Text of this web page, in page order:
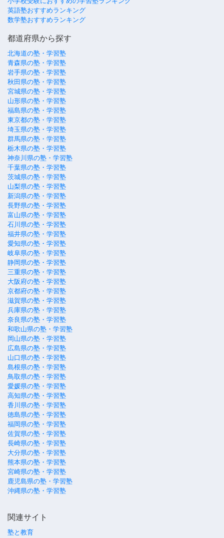
英語塾おすすめランキング
数学塾おすすめランキング
都道府県から探す
北海道の塾・学習塾
青森県の塾・学習塾
岩手県の塾・学習塾
秋田県の塾・学習塾
宮城県の塾・学習塾
山形県の塾・学習塾
福島県の塾・学習塾
東京都の塾・学習塾
埼玉県の塾・学習塾
群馬県の塾・学習塾
栃木県の塾・学習塾
神奈川県の塾・学習塾
千葉県の塾・学習塾
茨城県の塾・学習塾
山梨県の塾・学習塾
新潟県の塾・学習塾
長野県の塾・学習塾
富山県の塾・学習塾
石川県の塾・学習塾
福井県の塾・学習塾
愛知県の塾・学習塾
岐阜県の塾・学習塾
静岡県の塾・学習塾
三重県の塾・学習塾
大阪府の塾・学習塾
京都府の塾・学習塾
滋賀県の塾・学習塾
兵庫県の塾・学習塾
奈良県の塾・学習塾
和歌山県の塾・学習塾
岡山県の塾・学習塾
広島県の塾・学習塾
山口県の塾・学習塾
島根県の塾・学習塾
鳥取県の塾・学習塾
愛媛県の塾・学習塾
高知県の塾・学習塾
香川県の塾・学習塾
徳島県の塾・学習塾
福岡県の塾・学習塾
佐賀県の塾・学習塾
長崎県の塾・学習塾
大分県の塾・学習塾
熊本県の塾・学習塾
宮崎県の塾・学習塾
鹿児島県の塾・学習塾
沖縄県の塾・学習塾
関連サイト
塾と教育